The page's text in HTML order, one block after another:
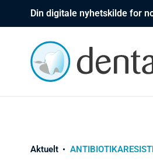
Din digitale nyhetskilde for
Aktuelt